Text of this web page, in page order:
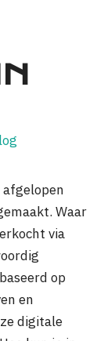
afgelopen
Waar
via
op
en
digitale